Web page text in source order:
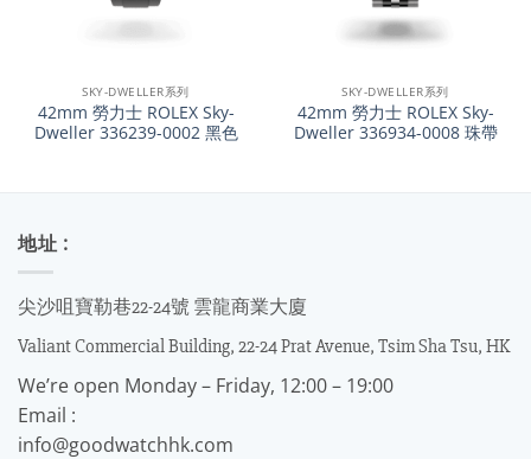
SKY-DWELLER系列
42mm 勞力士 ROLEX Sky-
Dweller 336239-0002 黑色
SKY-DWELLER系列
42mm 勞力士 ROLEX Sky-
Dweller 336934-0008 珠帶
地址 :
尖沙咀寶勒巷22-24號 雲龍商業大廈
Valiant Commercial Building, 22-24 Prat Avenue, Tsim Sha Tsu, HK
We’re open Monday – Friday, 12:00 – 19:00
Email :
info@goodwatchhk.com